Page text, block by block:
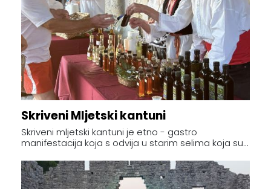
Skriveni Mljetski kantuni
Skriveni mljetski kantuni je etno - gastro
manifestacija koja s odvija u starim selima koja su...